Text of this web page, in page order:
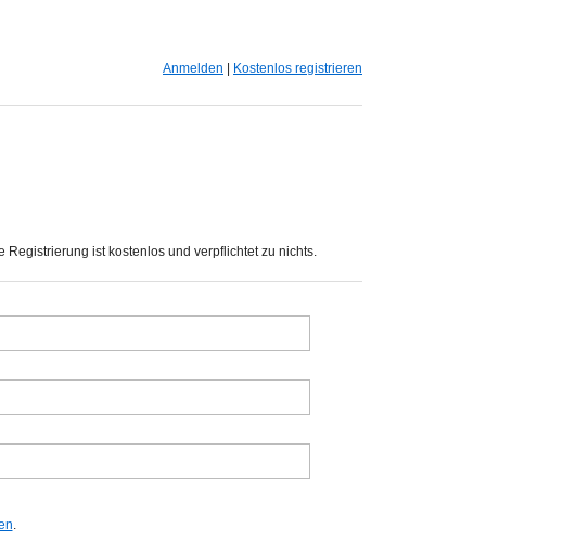
Anmelden Kostenlos registrieren
ist kostenlos und verpflichtet zu nichts.